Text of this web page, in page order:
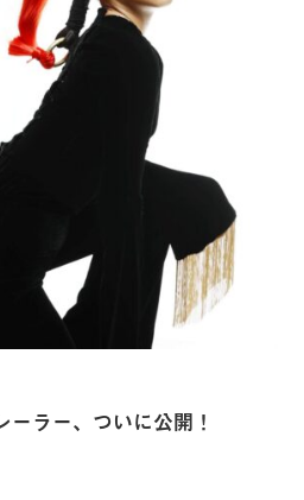
ラー、ついに公開！